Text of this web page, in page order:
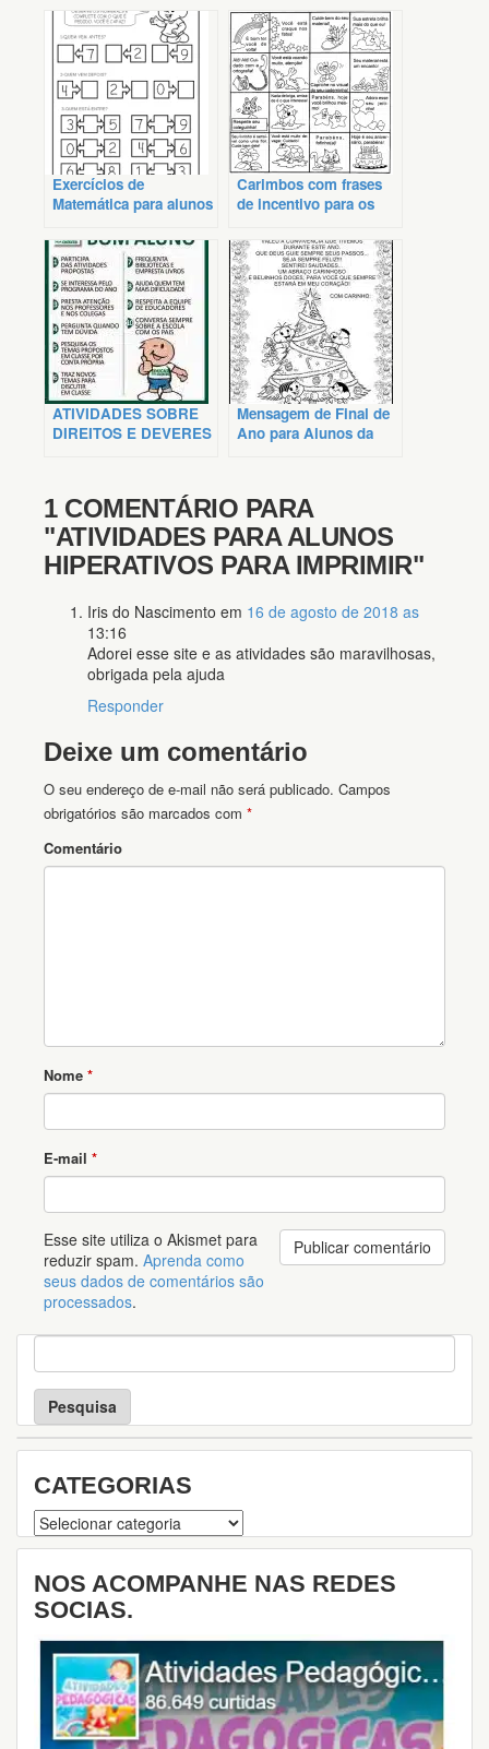
Exercícios de
Matemática para alunos
Carimbos com frases
de incentivo para os
ATIVIDADES SOBRE
DIREITOS E DEVERES
Mensagem de Final de
Ano para Alunos da
1 COMENTÁRIO PARA
"ATIVIDADES PARA ALUNOS
HIPERATIVOS PARA IMPRIMIR"
Iris do Nascimento em 16 de agosto de 2018 as
13:16
Adorei esse site e as atividades são maravilhosas,
obrigada pela ajuda
Responder
Deixe um comentário
O seu endereço de e-mail não será publicado. Campos
obrigatórios são marcados com *
Comentário
Nome *
E-mail *
Esse site utiliza o Akismet para
reduzir spam. Aprenda como
seus dados de comentários são
processados.
P
e
s
u
i
a
CATEGORIAS
Categorias
NOS ACOMPANHE NAS REDES
SOCIAS.